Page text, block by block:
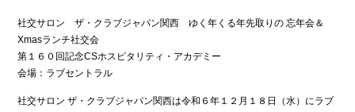
社交サロン ザ・クラブジャパン関西 ゆく年くる年先取りの 忘年会＆
Xmasランチ社交会
第１６０回記念CSホスピタリティ・アカデミー
会場：ラブセントラル
社交サロン ザ・クラブジャパン関西は令和６年１２月１８日（水）にラブ